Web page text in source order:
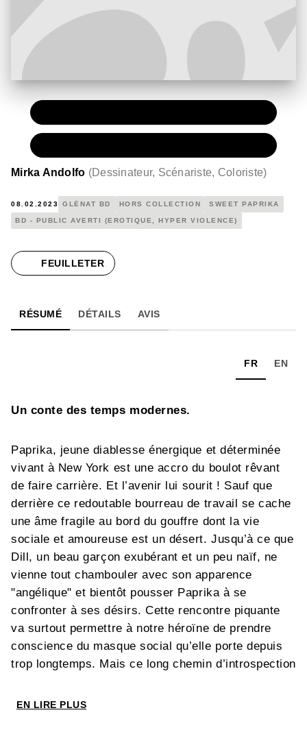
Mirka Andolfo (Dessinateur, Scénariste, Coloriste)
08.02.2023 GLÉNAT BD HORS COLLECTION SWEET PAPRIKA
BD - PUBLIC AVERTI (EROTIQUE, HYPER VIOLENCE)
FEUILLETER
RÉSUMÉ DÉTAILS AVIS
FR EN
Un conte des temps modernes.
Paprika, jeune diablesse énergique et déterminée
vivant à New York est une accro du boulot rêvant
de faire carrière. Et l’avenir lui sourit ! Sauf que
derrière ce redoutable bourreau de travail se cache
une âme fragile au bord du gouffre dont la vie
sociale et amoureuse est un désert. Jusqu’à ce que
Dill, un beau garçon exubérant et un peu naïf, ne
vienne tout chambouler avec son apparence
"angélique" et bientôt pousser Paprika à se
confronter à ses désirs. Cette rencontre piquante
va surtout permettre à notre héroïne de prendre
conscience du masque social qu’elle porte depuis
trop longtemps. Mais ce long chemin d’introspection
sexy que cocasses.
EN LIRE PLUS